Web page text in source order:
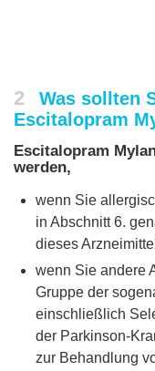
2
Was sollten
Escitalopram
Escitalopram
werden,
wenn Sie
in Abschnitt 6.
dieses
wenn Sie andere
Gruppe der
einschließlich
der Parkinson-
zur Behandlung